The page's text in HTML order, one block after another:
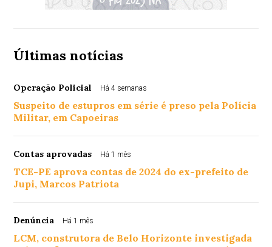
Últimas notícias
Operação Policial Há 4 semanas
Suspeito de estupros em série é preso pela Polícia
Militar, em Capoeiras
Contas aprovadas Há 1 mês
TCE-PE aprova contas de 2024 do ex-prefeito de
Jupi, Marcos Patriota
Denúncia Há 1 mês
LCM, construtora de Belo Horizonte investigada